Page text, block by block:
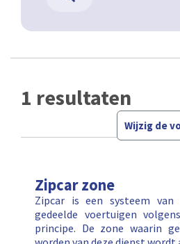
1 resultaten
Wijzig de
Zipcar zone
Zipcar is een systeem
gedeelde voertuigen
principe. De zone waarin